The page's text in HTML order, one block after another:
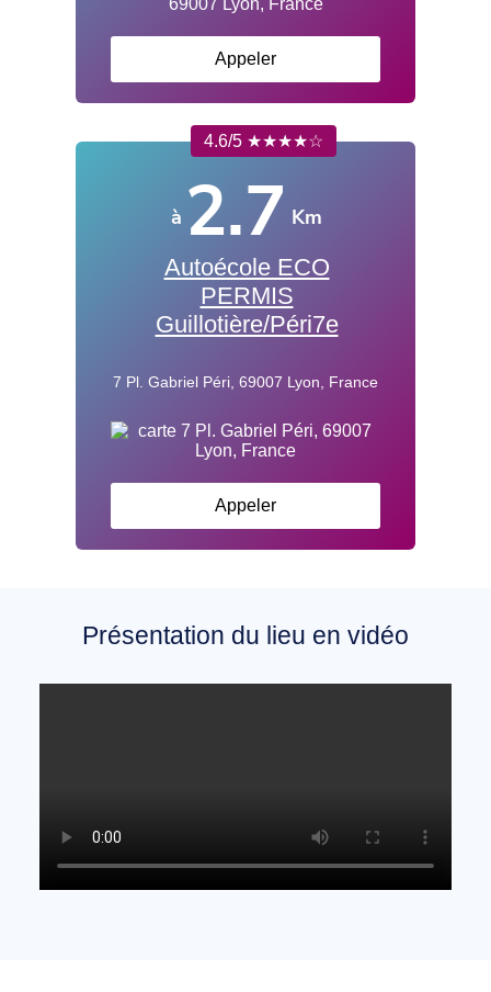
Appeler
4.6/5 ★★★★☆
à 2.7 Km
Autoécole ECO
PERMIS
Guillotière/Péri7e
7 Pl. Gabriel Péri, 69007 Lyon, France
Appeler
Présentation du lieu en vidéo